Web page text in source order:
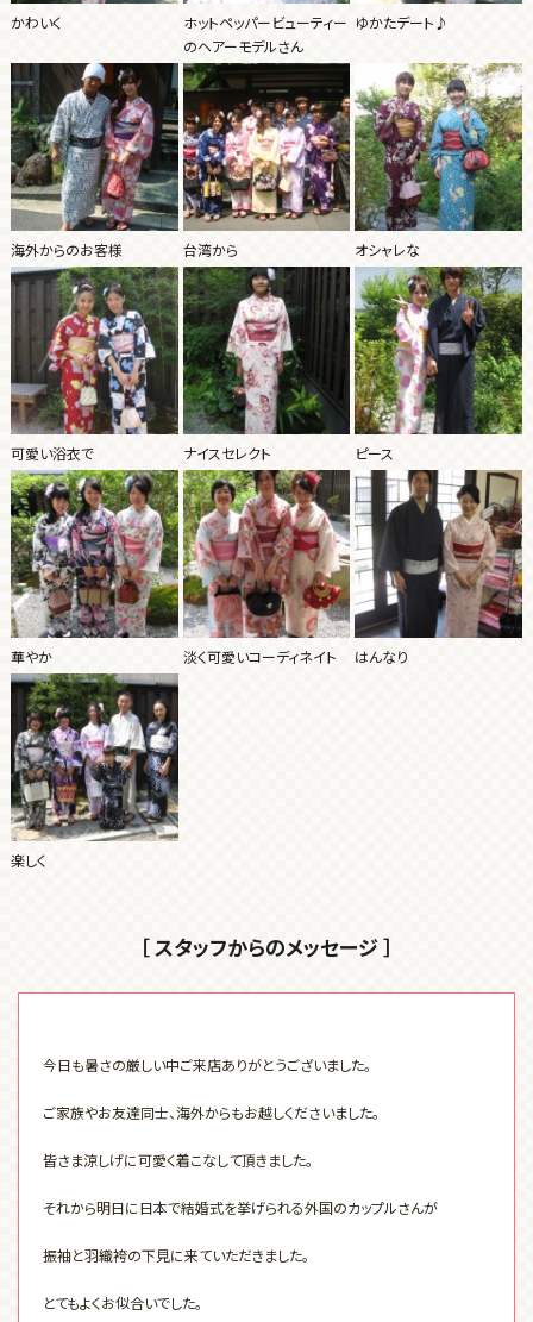
かわいく
ホットペッパービューティー
のヘアーモデルさん
ゆかたデート♪
海外からのお客様 台湾から オシャレな
可愛い浴衣で ナイスセレクト ピース
華やか 淡く可愛いコーディネイト はんなり
楽しく
［ スタッフからのメッセージ ］
今日も暑さの厳しい中ご来店ありがとうございました。
ご家族やお友達同士、海外からもお越しくださいました。
皆さま涼しげに可愛く着こなして頂きました。
それから明日に日本で結婚式を挙げられる外国のカップルさんが
振袖と羽織袴の下見に来ていただきました。
とてもよくお似合いでした。